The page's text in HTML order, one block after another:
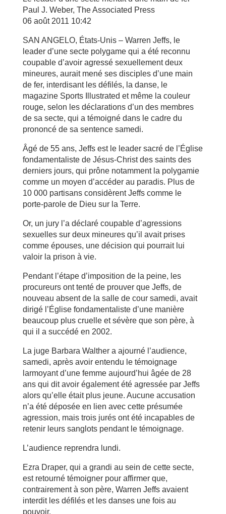
Paul J. Weber, The Associated Press
06 août 2011 10:42
SAN ANGELO, États-Unis – Warren Jeffs, le
leader d’une secte polygame qui a été reconnu
coupable d’avoir agressé sexuellement deux
mineures, aurait mené ses disciples d’une main
de fer, interdisant les défilés, la danse, le
magazine Sports Illustrated et même la couleur
rouge, selon les déclarations d’un des membres
de sa secte, qui a témoigné dans le cadre du
prononcé de sa sentence samedi.
Âgé de 55 ans, Jeffs est le leader sacré de l’Église
fondamentaliste de Jésus-Christ des saints des
derniers jours, qui prône notamment la polygamie
comme un moyen d’accéder au paradis. Plus de
10 000 partisans considèrent Jeffs comme le
porte-parole de Dieu sur la Terre.
Or, un jury l’a déclaré coupable d’agressions
sexuelles sur deux mineures qu’il avait prises
comme épouses, une décision qui pourrait lui
valoir la prison à vie.
Pendant l’étape d’imposition de la peine, les
procureurs ont tenté de prouver que Jeffs, de
nouveau absent de la salle de cour samedi, avait
dirigé l’Église fondamentaliste d’une manière
beaucoup plus cruelle et sévère que son père, à
qui il a succédé en 2002.
La juge Barbara Walther a ajourné l’audience,
samedi, après avoir entendu le témoignage
larmoyant d’une femme aujourd’hui âgée de 28
ans qui dit avoir également été agressée par Jeffs
alors qu’elle était plus jeune. Aucune accusation
n’a été déposée en lien avec cette présumée
agression, mais trois jurés ont été incapables de
retenir leurs sanglots pendant le témoignage.
L’audience reprendra lundi.
Ezra Draper, qui a grandi au sein de cette secte,
est retourné témoigner pour affirmer que,
contrairement à son père, Warren Jeffs avaient
interdit les défilés et les danses une fois au
pouvoir.